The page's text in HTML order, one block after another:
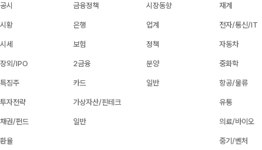
공시
시황
시세
장외/IPO
특징주
투자전략
채권/펀드
환율
금융정책
은행
보험
2금융
카드
가상자산/핀테크
일반
시장동향
업계
정책
분양
일반
재계
전자/통신/IT
자동차
중화학
항공/물류
유통
의료/바이오
중기/벤처